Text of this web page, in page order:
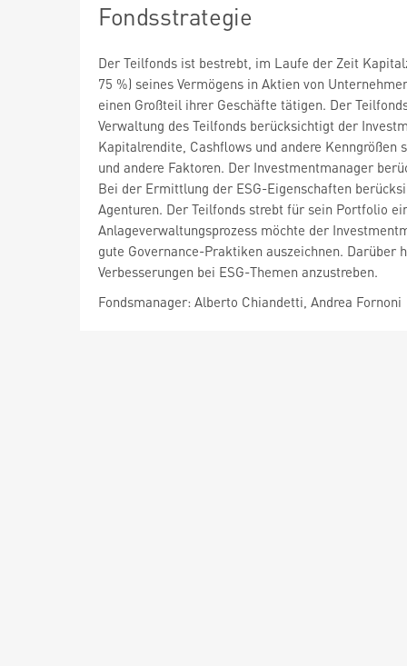
Fondsstrategie
Der Teilfonds ist bestrebt, im Laufe der Zeit
75 %) seines Vermögens in Aktien von
einen Großteil ihrer Geschäfte tätigen. Der
Verwaltung des Teilfonds berücksichtigt der
Kapitalrendite, Cashflows und andere
und andere Faktoren. Der Investmentmanager
Bei der Ermittlung der ESG-Eigenschaften
Agenturen. Der Teilfonds strebt für sein Portfolio
Anlageverwaltungsprozess möchte der
gute Governance-Praktiken auszeichnen.
Verbesserungen bei ESG-Themen anzustreben.
Fondsmanager: Alberto Chiandetti, Andrea Fornoni